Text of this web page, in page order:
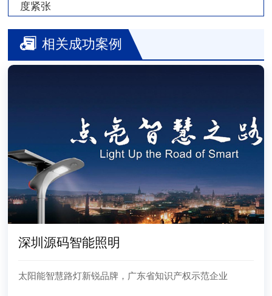
度紧张
相关成功案例
深圳源码智能照明
太阳能智慧路灯新锐品牌，广东省知识产权示范企业